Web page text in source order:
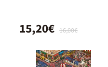
16,00€
15,20€